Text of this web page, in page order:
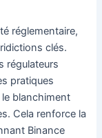
réglementaire,
clés.
régulateurs
pratiques
blanchiment
Cela renforce la
Binance